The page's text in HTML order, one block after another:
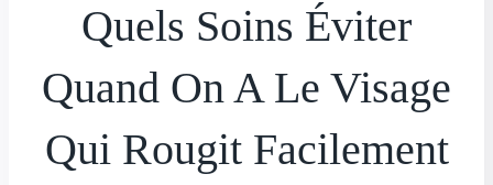
Quels Soins Éviter
Quand On A Le Visage
Qui Rougit Facilement